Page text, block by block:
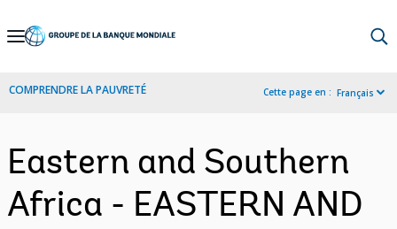
Skip
Navigation
COMPRENDRE LA PAUVRETÉ Cette page en : Français
Eastern and Southern
Africa - EASTERN AND